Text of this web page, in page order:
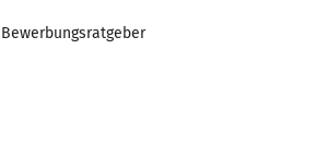
Bewerbungsratgeber